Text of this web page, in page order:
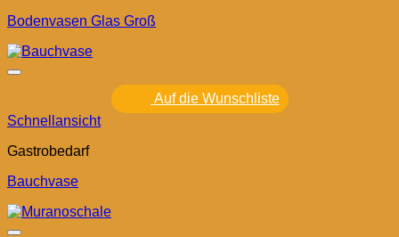
Bodenvasen Glas Groß
Auf die Wunschliste
Schnellansicht
Gastrobedarf
Bauchvase